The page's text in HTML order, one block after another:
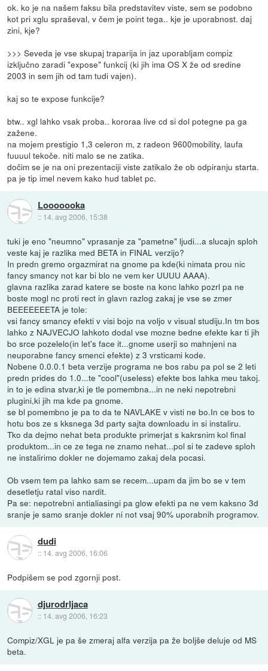
ok. ko je na našem faksu bila predstavitev viste, sem se podobno
kot pri xglu spraševal, v čem je point tega.. kje je uporabnost. daj
zini, kje?
>>> Seveda je vse skupaj traparija in jaz uporabljam compiz
izključno zaradi "expose" funkcij (ki jih ima OS X že od sredine
2003 in sem jih od tam tudi vajen).
kaj so te expose funkcije?
btw.. xgl lahko vsak proba.. kororaa live cd si dol potegne pa ga
zažene.
na mojem prestigio 1,3 celeron m, z radeon 9600mobility, laufa
fuuuul tekoče. niti malo se ne zatika.
dočim se je na oni prezentaciji viste zatikalo že ob odpiranju starta.
pa je tip imel nevem kako hud tablet pc.
Looooooka
:: 14. avg 2006, 15:38
tuki je eno "neumno" vprasanje za "pametne" ljudi...a slucajn sploh
veste kaj je razlika med BETA in FINAL verzijo?
In predn gremo orgazmirat na gnome pa kde(ki nimata prou nic
fancy smancy not kar bi blo ne vem ker UUUU AAAA).
glavna razlika zarad katere se boste na konc lahko pozrl pa ne
boste mogl nc proti rect in glavn razlog zakaj je vse se zmer
BEEEEEEETA je tole:
vsi fancy smancy efekti v visi bojo na voljo v visual studiju.In tm bos
lahko z NAJVECJO lahkoto dodal vse mozne bedne efekte kar ti jih
bo srce pozelelo(in let's face it...gnome userji so mahnjeni na
neuporabne fancy smenci efekte) z 3 vrsticami kode.
Nobene 0.0.0.1 beta verzije programa ne bos rabu pa pol se 2 leti
predn prides do 1.0...te "cool"(useless) efekte bos lahka meu takoj.
in to je edina stvar,ki je tle pomembna...in ne neki nepotrebni
plugini,ki jih ma kde pa gnome.
se bl pomembno je pa to da te NAVLAKE v visti ne bo.In ce bos to
hotu bos ze s kksnega 3d party sajta downloadu in si instaliru.
Tko da dejmo nehat beta produkte primerjat s kakrsnim kol final
produktom...in ce ze tega ne znamo nehat...pol si te zadeve sploh
ne instalirimo dokler ne dojemamo zakaj dela pocasi.
Ob vsem tem pa lahko sam se recem...upam da jim bo se v tem
desetletju ratal viso nardit.
Pa se: nepotrebni antialiasingi pa glow efekti pa ne vem kaksno 3d
sranje je samo sranje dokler ni not vsaj 90% uporabnih programov.
dudi
:: 14. avg 2006, 16:06
Podpišem se pod zgornji post.
djurodrljaca
:: 14. avg 2006, 16:23
Compiz/XGL je pa še zmeraj alfa verzija pa že boljše deluje od MS
beta.